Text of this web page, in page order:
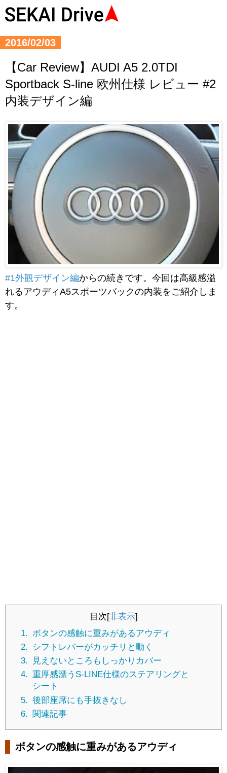
2016/02/03
【Car Review】AUDI A5 2.0TDI
Sportback S-line 欧州仕様 レビュー #2
内装デザイン編
#1外観デザイン編からの続きです。今回は高級感溢
れるアウディA5スポーツバックの内装をご紹介しま
す。
目次[非表示]
1. ボタンの感触に重みがあるアウディ
2.
シフトレバーがカッチリと動く
3.
見えないところもしっかりカバー
4. 重厚感漂うS-LINE仕様のステアリングと
シート
5. 後部座席にも手抜きなし
6. 関連記事
ボタンの感触に重みがあるアウディ